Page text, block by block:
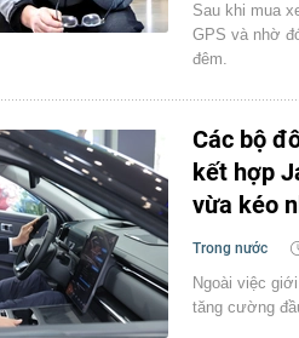
Sau khi mua
GPS và nhờ
đêm.
Các bộ
kết hợp
vừa kéo
Trong nước
Ngoài việc
tăng cường